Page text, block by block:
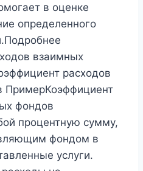
в оценке
определенного
взаимных
расходов
ПримерКоэффициент
фондов
процентную сумму,
фондом в
услуги.